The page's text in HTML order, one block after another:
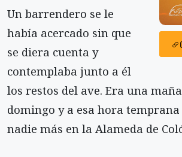
Un barrendero se le
había acercado sin que
se diera cuenta y
contemplaba junto a él
los restos del ave. Era una
domingo y a esa hora temprana
nadie más en la Alameda de